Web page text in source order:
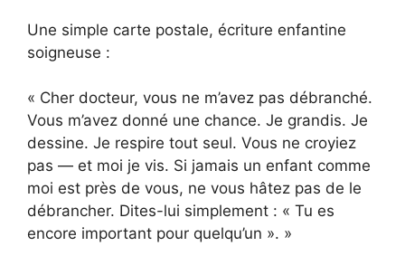
Une simple carte postale, écriture enfantine
soigneuse :
« Cher docteur, vous ne m’avez pas débranché.
Vous m’avez donné une chance. Je grandis. Je
dessine. Je respire tout seul. Vous ne croyiez
pas — et moi je vis. Si jamais un enfant comme
moi est près de vous, ne vous hâtez pas de le
débrancher. Dites-lui simplement : « Tu es
encore important pour quelqu’un ». »